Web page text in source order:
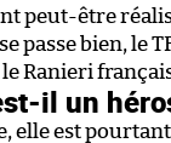
peut-être
passe bien, le
Ranieri
il un
elle est